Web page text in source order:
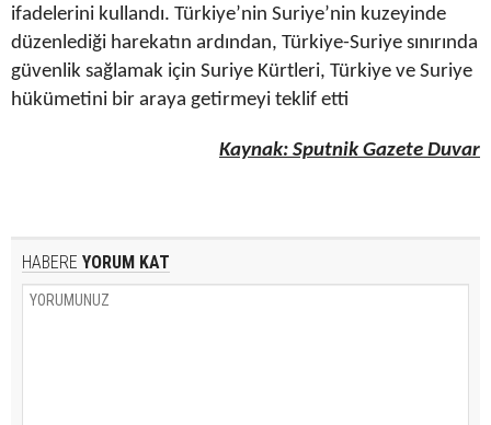
ifadelerini kullandı. Türkiye’nin Suriye’nin kuzeyinde
düzenlediği harekatın ardından, Türkiye-Suriye sınırında
güvenlik sağlamak için Suriye Kürtleri, Türkiye ve Suriye
hükümetini bir araya getirmeyi teklif etti
Kaynak: Sputnik Gazete Duvar
HABERE YORUM KAT